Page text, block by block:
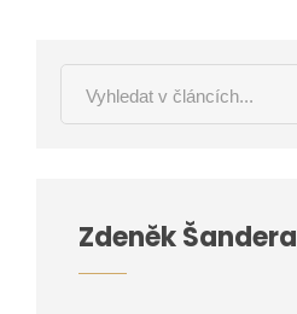
Zdeněk Šandera